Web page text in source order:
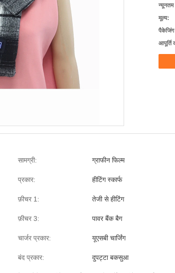
न्यूनतम
मूल्य:
पैकेजिंग
आपूर्ति
सामग्री: ग्राफीन फिल्म
प्रकार: हीटिंग स्कार्फ
फ़ीचर 1: तेजी से हीटिंग
फ़ीचर 3: पावर बैंक बैग
चार्जर प्रकार: यूएसबी चार्जिंग
बंद प्रकार: दुपट्टा बकसुआ